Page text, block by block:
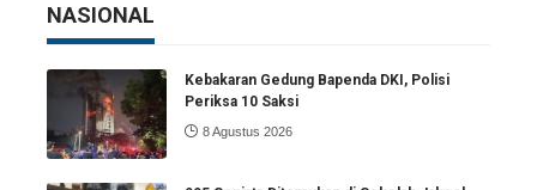
NASIONAL
Kebakaran Gedung Bapenda DKI, Polisi
Periksa 10 Saksi
8 Agustus 2026